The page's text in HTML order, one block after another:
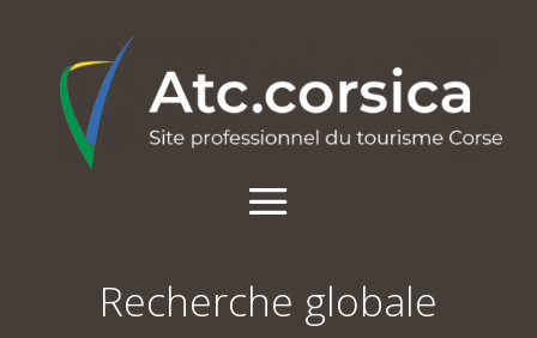
Recherche globale